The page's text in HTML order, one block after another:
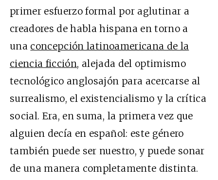
primer esfuerzo formal por aglutinar a
creadores de habla hispana en torno a
una concepción latinoamericana de la
ciencia ficción, alejada del optimismo
tecnológico anglosajón para acercarse al
surrealismo, el existencialismo y la crítica
social. Era, en suma, la primera vez que
alguien decía en español: este género
también puede ser nuestro, y puede sonar
de una manera completamente distinta.